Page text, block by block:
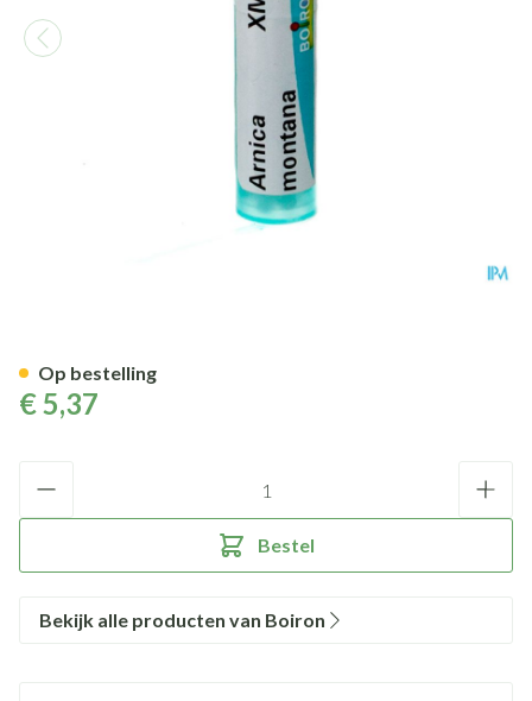
€ 5,37
Bestel
Op bestelling
Bekijk alle producten van Boiron